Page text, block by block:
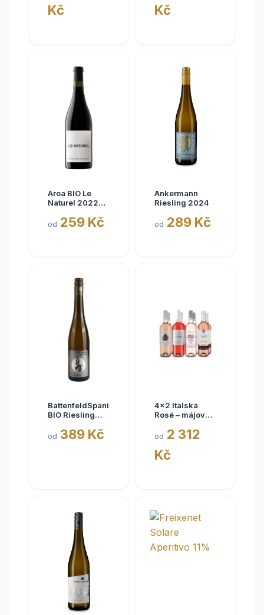
Kč
Kč
Aroa BIO Le
Naturel 2022
Navarra, bez
od 259 Kč
Ankermann
Riesling 2024
od 289 Kč
BattenfeldSpanier
BIO Riesling
2025,
od 389 Kč
4x2 Italská
Rosé – májové
od 2 312
Kč